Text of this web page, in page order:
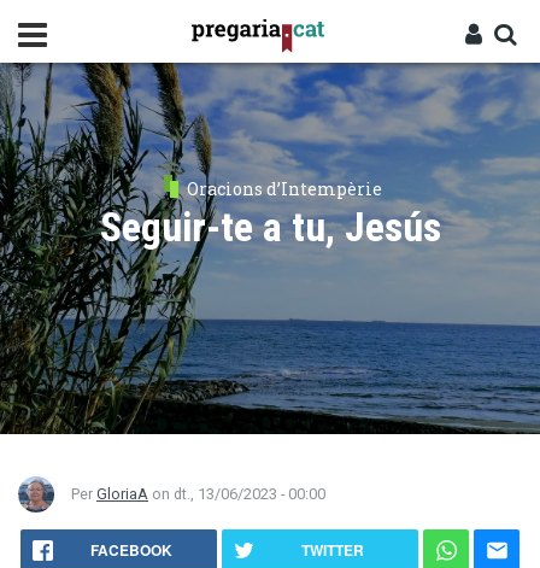
contingut
Entra
Cercador
Oracions d’Intempèrie
Seguir-te a tu, Jesús
Per GloriaA on dt., 13/06/2023 - 00:00
FACEBOOK TWITTER